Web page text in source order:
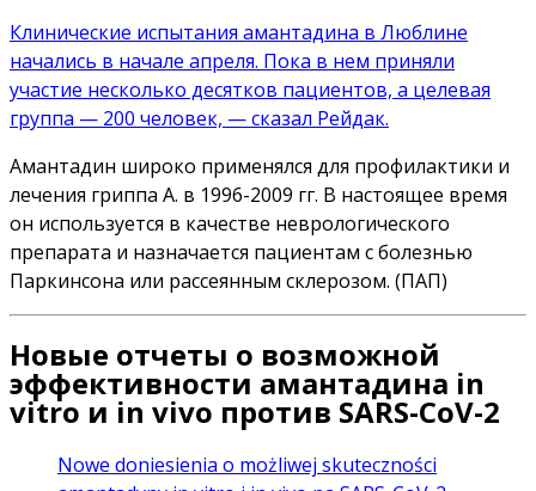
Клинические испытания амантадина в Люблине
начались в начале апреля. Пока в нем приняли
участие несколько десятков пациентов, а целевая
группа — 200 человек, — сказал Рейдак.
Амантадин широко применялся для профилактики и
лечения гриппа А. в 1996-2009 гг. В настоящее время
он используется в качестве неврологического
препарата и назначается пациентам с болезнью
Паркинсона или рассеянным склерозом. (ПАП)
Новые отчеты о возможной
эффективности амантадина in
vitro и in vivo против SARS-CoV-2
Nowe doniesienia o możliwej skuteczności